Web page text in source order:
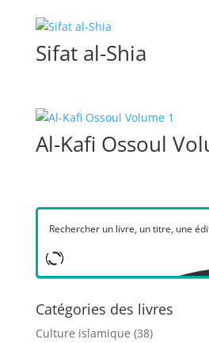
Sifat al-Shia
Al-Kafi Ossoul
Catégories des livres
Culture islamique (38)